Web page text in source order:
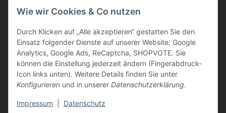
Informationen
Kunden Service
Haben Sie Fragen zu unseren Produkten?
Dann rufen Sie uns gerne an:
Tel: 0621/9767200
Mo.-Fr. 08:45-17:00 Uhr
Wie wir Cookies & Co nutzen
Durch Klicken auf „Alle akzeptieren“ gestatten Sie den
Einsatz folgender Dienste auf unserer Website: Google
Analytics, Google Ads, ReCaptcha, SHOPVOTE. Sie
können die Einstellung jederzeit ändern (Fingerabdruck-
Icon links unten). Weitere Details finden Sie unter
Konfigurieren und in unserer Datenschutzerklärung.
Impressum Datenschutz